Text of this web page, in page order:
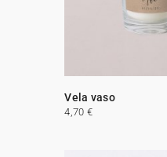
Vela vaso
4,70 €